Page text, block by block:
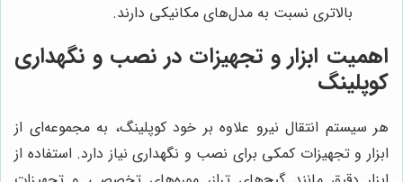
بالاتری نسبت به مدل‌های مکانیکی دارند.
اهمیت ابزار و تجهیزات در نصب و نگهداری
کوپلینگ
هر سیستم انتقال نیرو علاوه بر خود کوپلینگ، به مجموعه‌ای از
ابزار و تجهیزات کمکی برای نصب و نگهداری نیاز دارد. استفاده از